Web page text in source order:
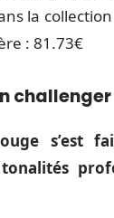
la collection
: 81.73€
s’est